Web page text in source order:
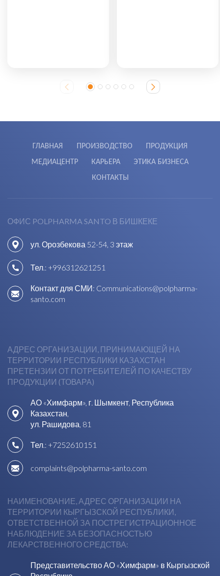
ГЛАВНАЯ ПРОИЗВОДСТВО
ПРОДУКЦИЯ
МЕДИАЦЕНТР
КАРЬЕРА
ЭТИКА БИЗНЕСА
КОНТАКТЫ
ОФИС POLPHARMA SANTO В БИШКЕКЕ
ул. Орозбекова 52-54, 3 этаж
Тел.: +996312621251
Контакт для СМИ: Communications@polpharma-
santo.com
АДРЕС ОРГАНИЗАЦИИ, ПРИНИМАЮЩЕЙ НА
ТЕРРИТОРИИ РЕСПУБЛИКИ КАЗАХСТАН
ПРЕТЕНЗИИ ОТ ПОТРЕБИТЕЛЕЙ ПО КАЧЕСТВУ
ПРОДУКЦИИ (ТОВАРА)
АО «Химфарм», г. Шымкент, Республика
Казахстан,
ул. Рашидова, 81
Тел.: +7252610151
complaints@polpharma-santo.com
НАИМЕНОВАНИЕ, АДРЕС ОРГАНИЗАЦИИ НА
ТЕРРИТОРИИ КЫРГЫЗСКОЙ РЕСПУБЛИКИ,
ОТВЕТСТВЕННОЙ ЗА ПОСТРЕГИСТРАЦИОННОЕ
НАБЛЮДЕНИЕ ЗА БЕЗОПАСНОСТЬЮ
ЛЕКАРСТВЕННОГО СРЕДСТВА:
Представительство АО «Химфарм» в Кыргызской